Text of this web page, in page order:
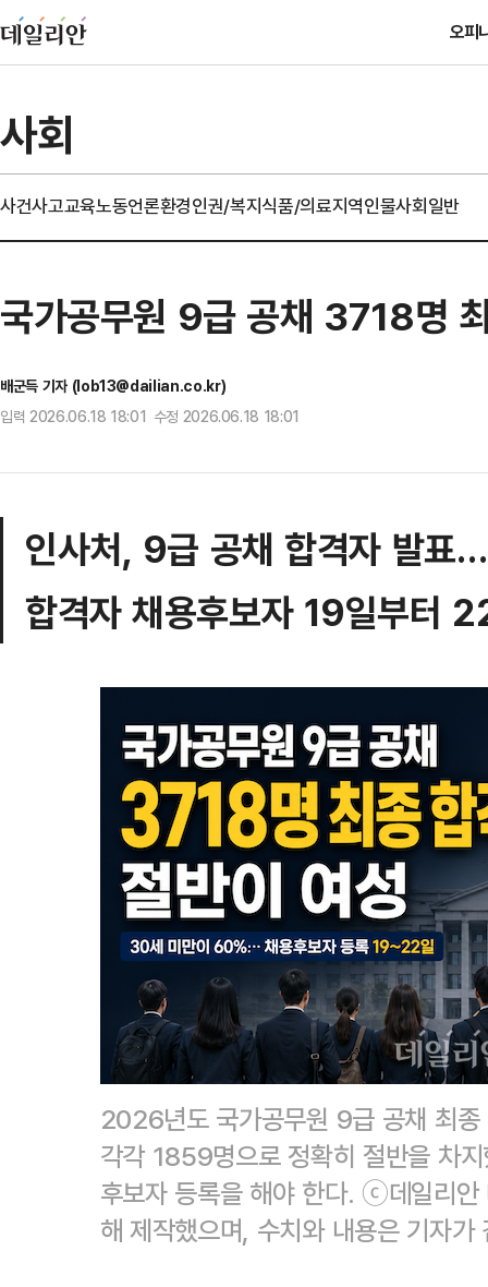
오피
사회
사건사고교육노동언론환경인권/복지식품/의료지역인물사회일반
국가공무원 9급 공채 3718명
배군득 기자 (lob13@dailian.co.kr)
입력 2026.06.18 18:01 수정 2026.06.18 18:01
인사처, 9급 공채 합격자 발
합격자 채용후보자 19일부터
2026년도 국가공무원 9급 공채 최
각각 1859명으로 정확히 절반을 차
후보자 등록을 해야 한다. ⓒ데일리
해 제작했으며, 수치와 내용은 기자가